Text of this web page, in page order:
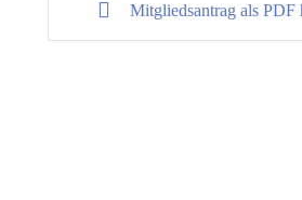
Mitgliedsantrag als PDF